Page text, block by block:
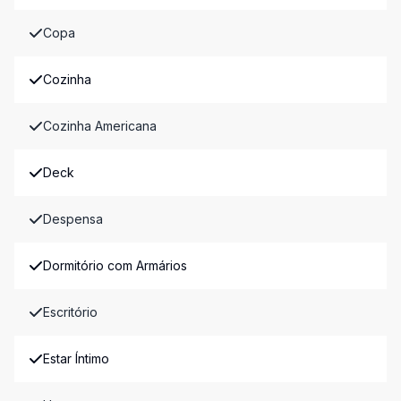
Copa
Cozinha
Cozinha Americana
Deck
Despensa
Dormitório com Armários
Escritório
Estar Íntimo